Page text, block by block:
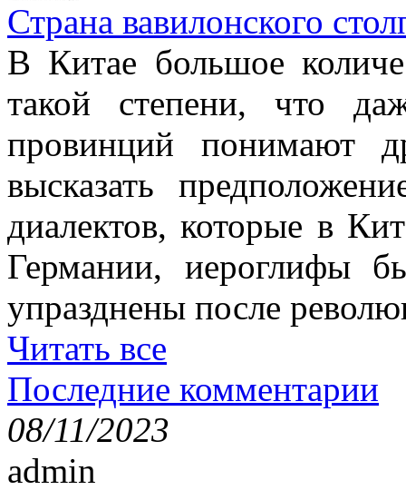
Страна вавилонского
В Китае большое
такой степени, что
провинций понимают
высказать
диалектов, которые в
Германии, иероглифы
упразднены после
Читать все
Последние комментарии
08/11/2023
admin